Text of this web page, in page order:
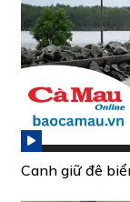
Canh giữ đê